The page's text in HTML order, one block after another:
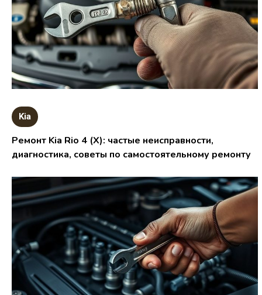
Kia
Ремонт Kia Rio 4 (X): частые неисправности,
диагностика, советы по самостоятельному ремонту